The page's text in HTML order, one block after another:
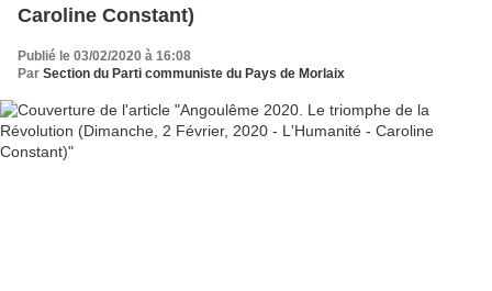
Caroline Constant)
Publié le 03/02/2020 à 16:08
Par Section du Parti communiste du Pays de Morlaix